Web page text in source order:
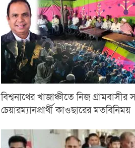
বিশ্বনাথের খাজাঞ্চীতে নিজ গ্রামবাসীর
চেয়ারম্যানপ্রার্থী কাওছারের মতবিনিময়